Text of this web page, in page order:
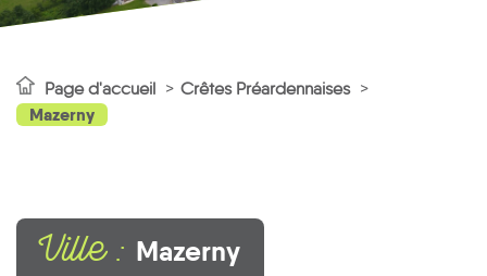
Page d'accueil Crêtes Préardennaises
Mazerny
Ville : Mazerny